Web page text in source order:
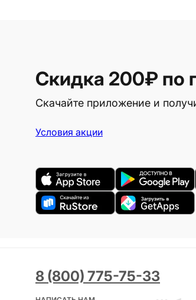
Скидка 200₽ по
Скачайте приложение и
Условия акции
8 (800) 775-75-33